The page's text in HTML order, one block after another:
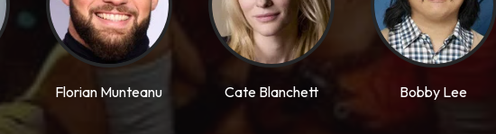
Florian Munteanu Cate Blanchett Bobby Lee